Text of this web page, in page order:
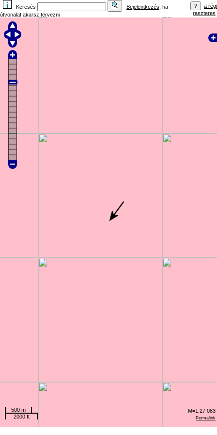
Keresés Bejelentkezés , ha
útvonalat akarsz tervezni
a régi
raszteres
Permalink
500 m
2000 ft
M=1:27 083